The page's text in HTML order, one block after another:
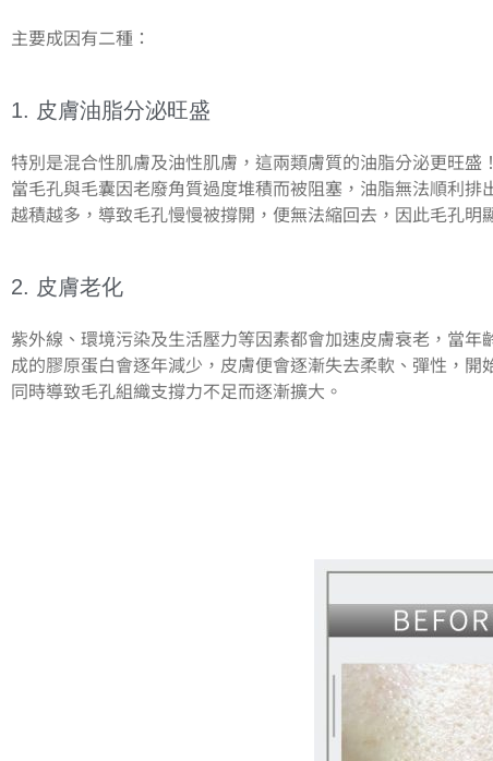
主要成因有二種：
1. 皮膚油脂分泌旺盛
特別是混合性肌膚及油性肌膚，這兩類膚質的油脂分泌更旺盛！
當毛孔與毛囊因老廢角質過度堆積而被阻塞，油脂無法順利排
越積越多，導致毛孔慢慢被撐開，便無法縮回去，因此毛孔明
2. 皮膚老化
紫外線、環境污染及生活壓力等因素都會加速皮膚衰老， 當年
成的膠原蛋白會逐年減少，皮膚便會逐漸失去柔軟、彈性，開
同時導致毛孔組織支撐力不足而逐漸擴大 。